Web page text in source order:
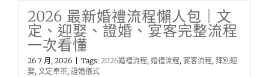
2026 最新婚禮流程懶人包｜文
定、迎娶、證婚、宴客完整流程
一次看懂
26 7 月, 2026 Tags: 2026婚禮流程, 婚禮流程, 宴客流程, 拜別迎
娶, 文定奉茶, 證婚儀式